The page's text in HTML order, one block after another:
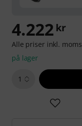
4.222 kr
Alle priser inkl. moms
på lager
1